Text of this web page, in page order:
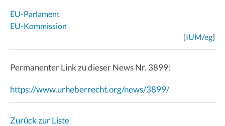
EU-Parlament
EU-Kommission
[IUM/eg]
Permanenter Link zu dieser News Nr. 3899:
https://www.urheberrecht.org/news/3899/
Zurück zur Liste